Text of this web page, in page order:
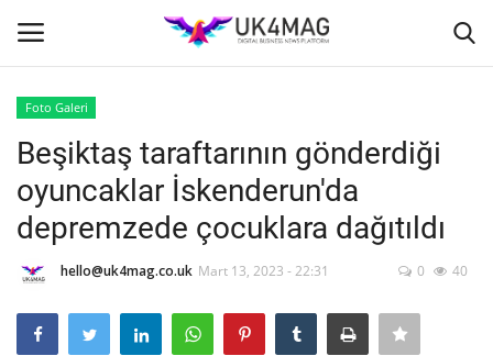
Ana Sayfa
TOPLUM
İş Platformu
Foto Galeri
Beşiktaş taraftarının gönderdiği
oyuncaklar İskenderun'da
depremzede çocuklara dağıtıldı
hello@uk4mag.co.uk Mart 13, 2023 - 22:31 0 40